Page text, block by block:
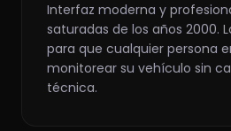
Interfaz moderna y
saturadas de los años 2000.
para que cualquier persona
monitorear su vehículo sin
técnica.